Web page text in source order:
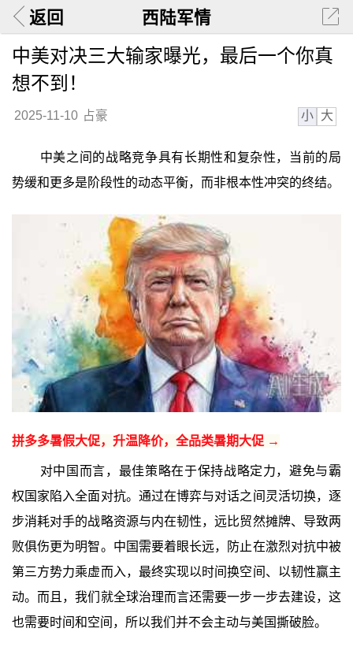
返回 西陆军情
中美对决三大输家曝光，最后一个你真
想不到！
2025-11-10 占豪 小 大
中美之间的战略竞争具有长期性和复杂性，当前的局
势缓和更多是阶段性的动态平衡，而非根本性冲突的终结。
拼多多暑假大促，升温降价，全品类暑期大促 →
对中国而言，最佳策略在于保持战略定力，避免与霸
权国家陷入全面对抗。通过在博弈与对话之间灵活切换，逐
步消耗对手的战略资源与内在韧性，远比贸然摊牌、导致两
败俱伤更为明智。中国需要着眼长远，防止在激烈对抗中被
第三方势力乘虚而入，最终实现以时间换空间、以韧性赢主
动。而且，我们就全球治理而言还需要一步一步去建设，这
也需要时间和空间，所以我们并不会主动与美国撕破脸。